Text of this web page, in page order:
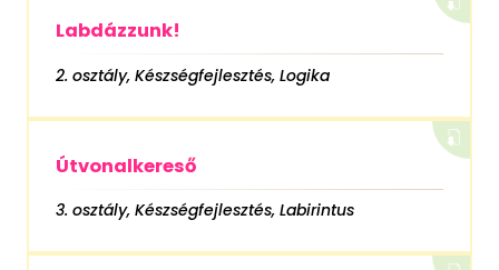
Labdázzunk!
2. osztály, Készségfejlesztés, Logika
Útvonalkereső
3. osztály, Készségfejlesztés, Labirintus